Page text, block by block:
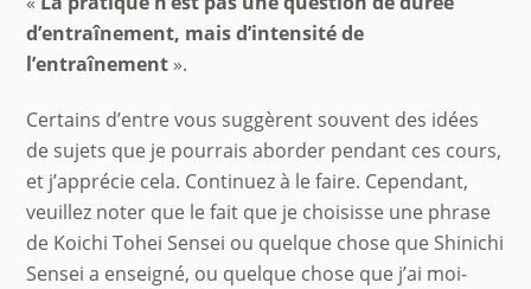
d’entraînement, mais d’intensité de
l’entraînement ».
Certains d’entre vous suggèrent souvent des idées
de sujets que je pourrais aborder pendant ces cours,
et j’apprécie cela. Continuez à le faire. Cependant,
veuillez noter que le fait que je choisisse une phrase
de Koichi Tohei Sensei ou quelque chose que Shinichi
Sensei a enseigné, ou quelque chose que j’ai moi-